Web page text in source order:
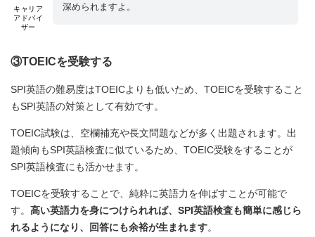
キャリア
アドバイ
ザー
深められますよ。
③TOEICを受験する
SPI英語の難易度はTOEICよりも低いため、TOEICを受験すること
もSPI英語の対策として有効です。
TOEIC試験は、空欄補充や長文問題などが多く出題されます。出
題傾向もSPI英語検査に似ているため、TOEIC受験をすることが
SPI英語検査にも活かせます。
TOEICを受験することで、純粋に英語力を伸ばすことが可能で
す。 高い英語力を身につけられれば、SPI英語検査も簡単に感じら
れるようになり、回答にも余裕が生まれます。